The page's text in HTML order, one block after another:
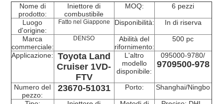
Nome di
prodotto:
Iniettore di
combustibile
MOQ: 6 pezzi
Luogo
d'origine:
Fatto nel Giappone Disponibilità: In di riserva
Marca
commerciale:
DENSO
Abilità del
rifornimento:
500 pc
Applicazione:
Toyota Land
Cruiser 1VD-
FTV
L'altro
modello
disponibile:
095000-9780/
9709500-978
Numero del
pezzo:
23670-51031 Porto: Shanghai/Ningbo